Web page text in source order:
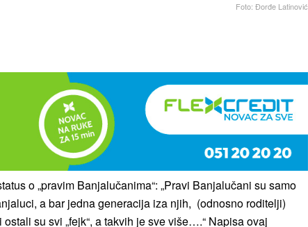
Foto: Đorđe Latinović
o „pravim Banjalučanima“: „Pravi Banjalučani su samo
a bar jedna generacija iza njih, (odnosno roditelji)
su svi „fejk“, a takvih je sve više….“ Napisa ovaj